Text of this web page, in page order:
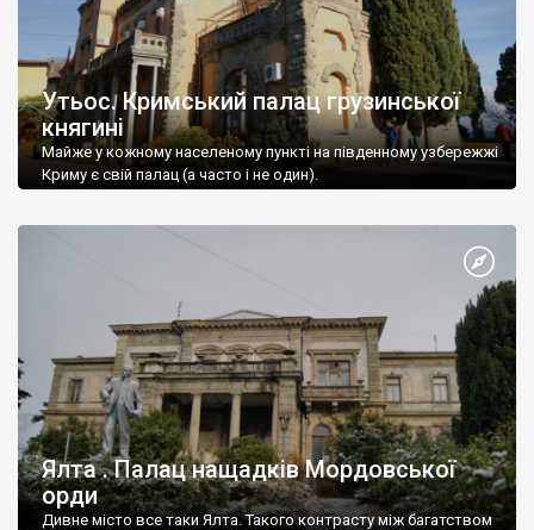
Утьос. Кримський палац грузинської
княгині
Майже у кожному населеному пункті на південному узбережжі
Криму є свій палац (а часто і не один).
Ялта . Палац нащадків Мордовської
орди
Дивне місто все таки Ялта. Такого контрасту між багатством